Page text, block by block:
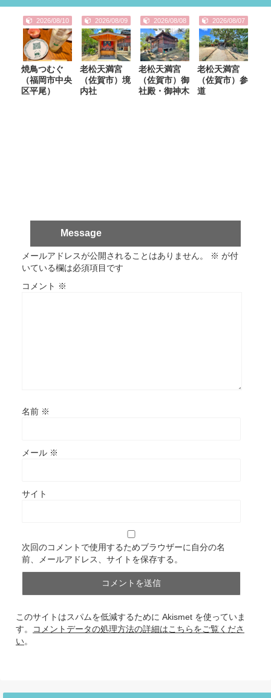
2026/08/10
焼鳥つむぐ
（福岡市中央
区平尾）
2026/08/09
老松天満宮
（佐賀市）境
内社
2026/08/08
老松天満宮
（佐賀市）御
社殿・御神木
2026/08/07
老松天満宮
（佐賀市）参
道
Message
メールアドレスが公開されることはありません。 ※ が付
いている欄は必須項目です
コメント ※
名前 ※
メール ※
サイト
次回のコメントで使用するためブラウザーに自分の名
前、メールアドレス、サイトを保存する。
このサイトはスパムを低減するために Akismet を使っていま
す。
コメントデータの処理方法の詳細はこちらをご覧くださ
い。